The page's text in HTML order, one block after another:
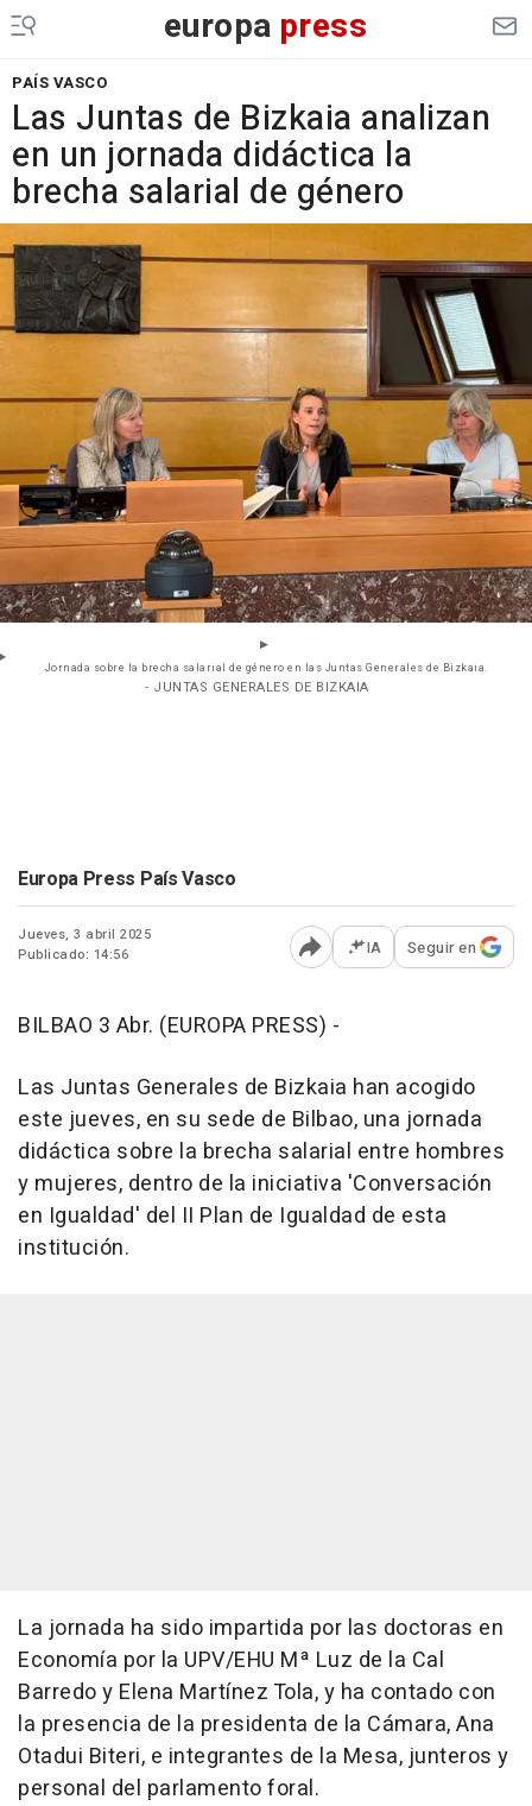
europa press
PAÍS VASCO
Las Juntas de Bizkaia analizan
en un jornada didáctica la
brecha salarial de género
Jornada sobre la brecha salarial de género en las Juntas Generales de Bizkaia.
- JUNTAS GENERALES DE BIZKAIA
Europa Press País Vasco
Jueves, 3 abril 2025
Publicado: 14:56
Abrir opciones para
IA Seguir en
BILBAO 3 Abr. (EUROPA PRESS) -
Las Juntas Generales de Bizkaia han acogido
este jueves, en su sede de Bilbao, una jornada
didáctica sobre la brecha salarial entre hombres
y mujeres, dentro de la iniciativa 'Conversación
en Igualdad' del II Plan de Igualdad de esta
institución.
La jornada ha sido impartida por las doctoras en
Economía por la UPV/EHU Mª Luz de la Cal
Barredo y Elena Martínez Tola, y ha contado con
la presencia de la presidenta de la Cámara, Ana
Otadui Biteri, e integrantes de la Mesa, junteros y
personal del parlamento foral.